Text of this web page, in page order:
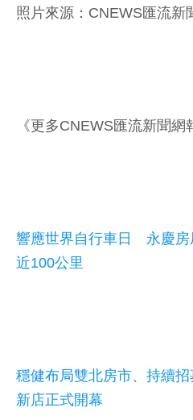
照片來源：CNEWS匯流新
《更多CNEWS匯流新聞網
響應世界自行車日 永慶房
近100公里
穩健布局雙北房市、持續
新店正式開幕